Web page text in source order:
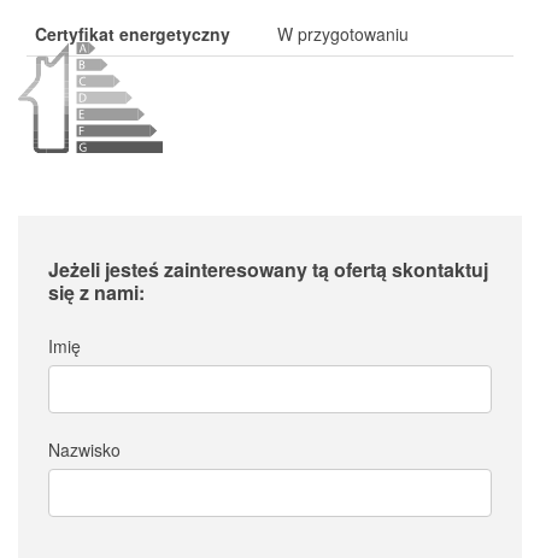
Certyfikat energetyczny W przygotowaniu
Jeżeli jesteś zainteresowany tą ofertą skontaktuj
się z nami:
Imię
Nazwisko